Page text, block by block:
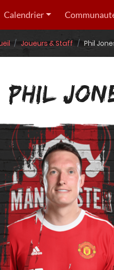
Calendrier
Joueurs & Staff Phil